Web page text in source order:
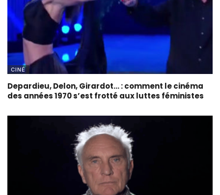
CINÉ
Depardieu, Delon, Girardot… : comment le cinéma
des années 1970 s’est frotté aux luttes féministes